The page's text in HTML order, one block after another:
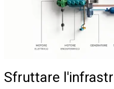
Sfruttare